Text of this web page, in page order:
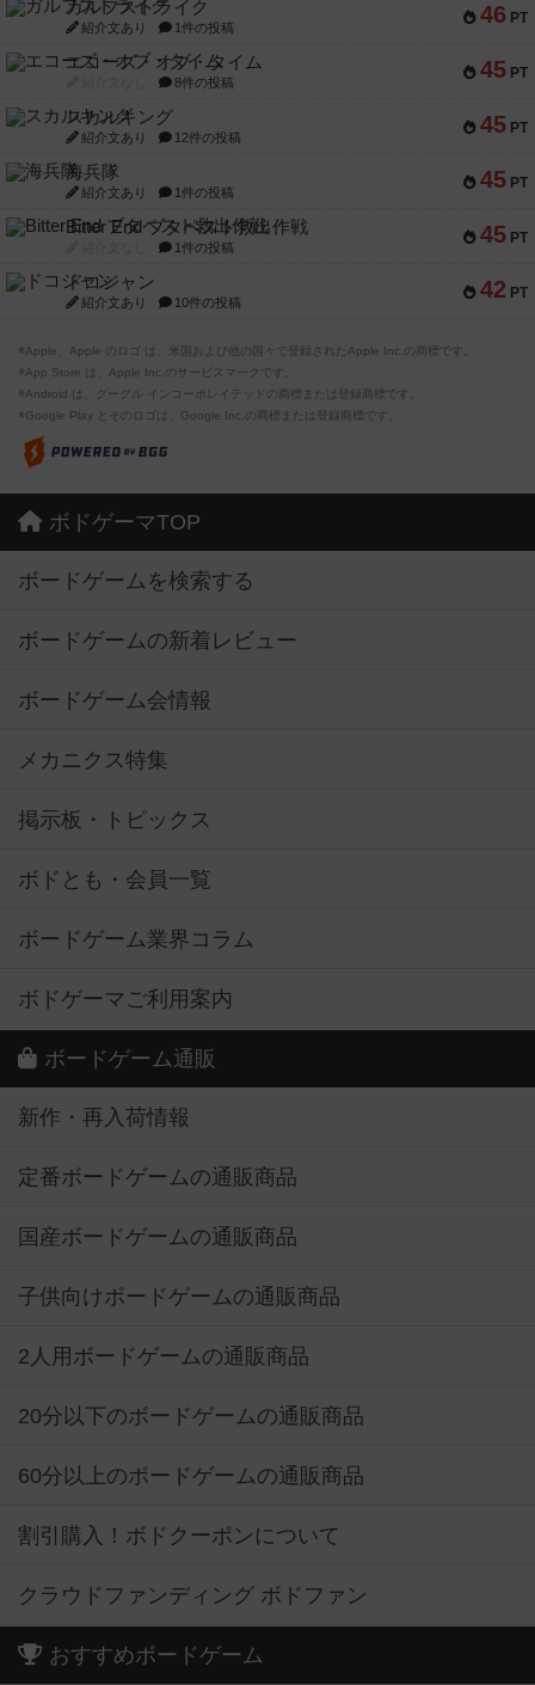
46 PT
ガルフストライク
紹介文あり 1件の投稿
45 PT
エコーズ・オブ・タイム
8件の投稿
45 PT
スカルキング
紹介文あり 12件の投稿
45 PT
海兵隊
紹介文あり 1件の投稿
45 PT
Bitter End ブタペスト救出作戦
1件の投稿
42 PT
ドコジャン
紹介文あり 10件の投稿
※Apple、Apple のロゴ は、米国および他の国々で登録されたApple Inc.の商標です。
※App Store は、Apple Inc.のサービスマークです。
※Android は、グーグル インコーポレイテッドの商標または登録商標です。
※Google Play とそのロゴは、Google Inc.の商標または登録商標です。
ボドゲーマTOP
ボードゲームを検索する
ボードゲームの新着レビュー
ボードゲーム会情報
メカニクス特集
掲示板・トピックス
ボドとも・会員一覧
ボードゲーム業界コラム
ボドゲーマご利用案内
ボードゲーム通販
新作・再入荷情報
定番ボードゲームの通販商品
国産ボードゲームの通販商品
子供向けボードゲームの通販商品
2人用ボードゲームの通販商品
20分以下のボードゲームの通販商品
60分以上のボードゲームの通販商品
割引購入！ボドクーポンについて
クラウドファンディング ボドファン
おすすめボードゲーム